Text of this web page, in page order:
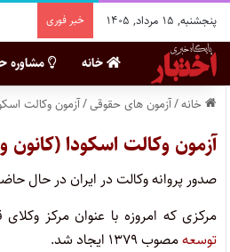
پنجشنبه, ۱۵ مرداد, ۱۴۰۵ خبر فوری
خانه مشاوره
خانه/آزمون های حقوقی/آزمون وکالت
آزمون وکالت اسکودا (کانون
صدور پروانه وکالت در ایران در حال
مرکزی که امروزه با عنوان مرکز وکلای
توسعهمصوب ۱۳۷۹ ایجاد شد.